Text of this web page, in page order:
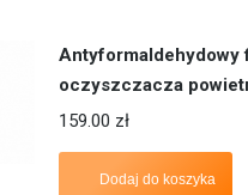
Antyformaldehydowy
oczyszczacza
159.00 zł
Dodaj do koszyka